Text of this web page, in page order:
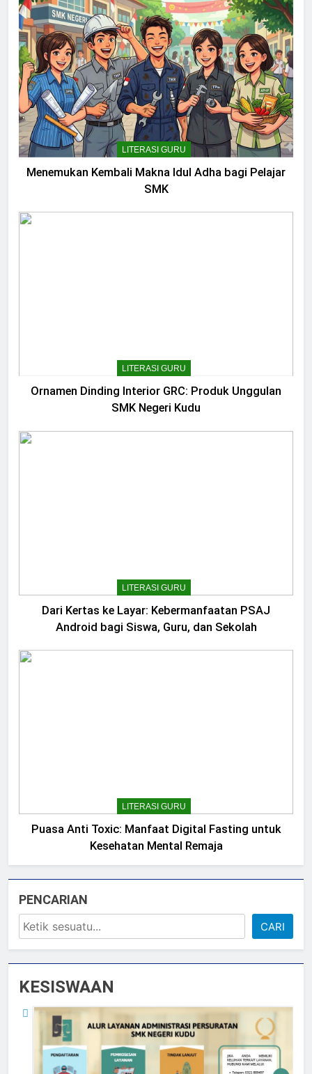
LITERASI GURU
Menemukan Kembali Makna Idul Adha bagi Pelajar
SMK
LITERASI GURU
Ornamen Dinding Interior GRC: Produk Unggulan
SMK Negeri Kudu
LITERASI GURU
Dari Kertas ke Layar: Kebermanfaatan PSAJ
Android bagi Siswa, Guru, dan Sekolah
LITERASI GURU
Puasa Anti Toxic: Manfaat Digital Fasting untuk
Kesehatan Mental Remaja
PENCARIAN
CARI
KESISWAAN